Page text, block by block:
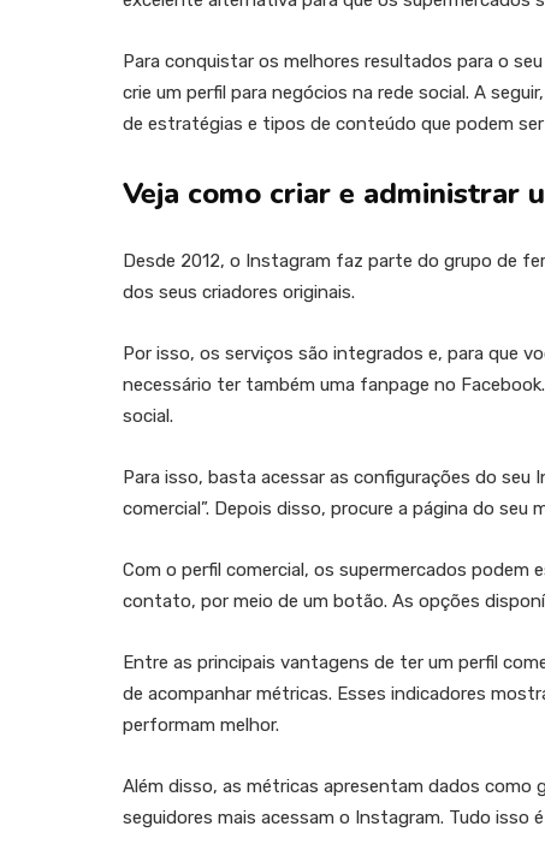
Para conquistar os melhores resultados para o
crie um perfil para negócios na rede social. A
de estratégias e tipos de conteúdo que podem
Veja como criar e administrar
Desde 2012, o Instagram faz parte do grupo de
dos seus criadores originais.
Por isso, os serviços são integrados e, para que
necessário ter também uma fanpage no
social.
Para isso, basta acessar as configurações do seu
comercial”. Depois disso, procure a página do seu
Com o perfil comercial, os supermercados podem
contato, por meio de um botão. As opções
Entre as principais vantagens de ter um perfil
de acompanhar métricas. Esses indicadores
performam melhor.
Além disso, as métricas apresentam dados como
seguidores mais acessam o Instagram. Tudo isso